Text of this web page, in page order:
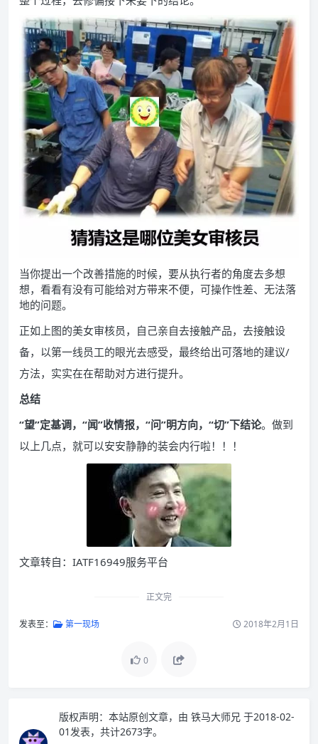
当你提出一个改善措施的时候，要从执行者的角度去多想
想，看看有没有可能给对方带来不便，可操作性差、无法落
地的问题。
正如上图的美女审核员，自己亲自去接触产品，去接触设
备，以第一线员工的眼光去感受，最终给出可落地的建议/
方法，实实在在帮助对方进行提升。
总结
“望”定基调，“闻”收情报，“问”明方向，“切”下结论。做到
以上几点，就可以安安静静的装会内行啦！！！
文章转自：IATF16949服务平台
正文完
发表至： 第一现场 2018年2月1日
0
版权声明： 本站原创文章，由 铁马大师兄 于2018-02-
01发表，共计2673字。